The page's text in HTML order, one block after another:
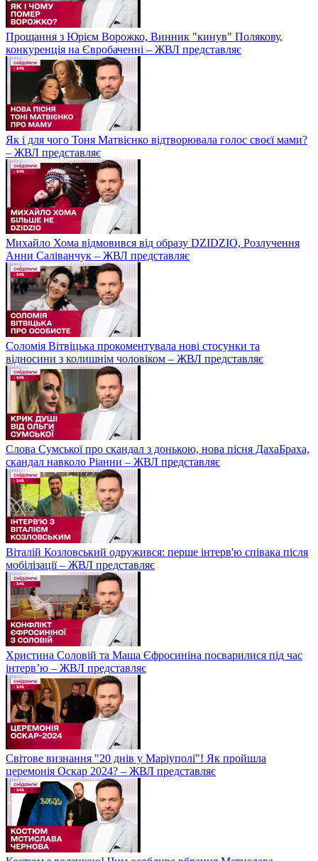
Прощання з Юрієм Ворожко, Винник "кинув" Полякову,
конкуренція на Євробаченні – ЖВЛ представляє
Як і для чого Тоня Матвієнко відтворювала голос своєї мами?
– ЖВЛ представляє
Михайло Хома відмовився від образу DZIDZIO, Розлучення
Анни Саліванчук – ЖВЛ представляє
Соломія Вітвіцька прокоментувала нові стосунки та
відносини з колишнім чоловіком – ЖВЛ представляє
Слова Сумської про скандал з донькою, нова пісня ДахаБраха,
скандал навколо Ріанни – ЖВЛ представляє
Віталій Козловський одружився: перше інтерв'ю співака після
мобілізації – ЖВЛ представляє
Христина Соловій та Маша Єфросиніна посварилися під час
інтерв’ю – ЖВЛ представляє
Світове визнання "20 днів у Маріуполі"! Як пройшла
церемонія Оскар 2024? – ЖВЛ представляє